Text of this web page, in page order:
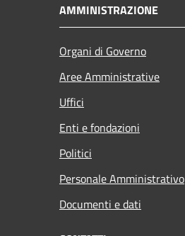
AMMINISTRAZIONE
Organi di Governo
Aree Amministrative
Uffici
Enti e fondazioni
Politici
Personale Amministrativo
Documenti e dati